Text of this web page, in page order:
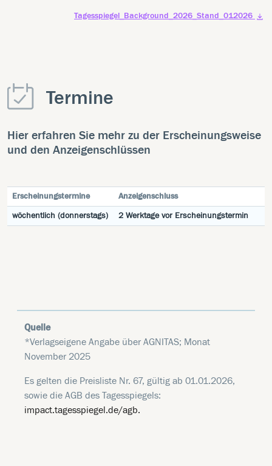
Tagesspiegel_Background_2026_Stand_012026
Termine
Hier erfahren Sie mehr zu der Erscheinungsweise
und den Anzeigenschlüssen
Erscheinungstermine
Anzeigenschluss
wöchentlich (donnerstags)
2 Werktage vor Erscheinungstermin
Quelle
*Verlagseigene Angabe über AGNITAS; Monat
November 2025
Es gelten die Preisliste Nr. 67, gültig ab 01.01.2026,
sowie die AGB des Tagesspiegels:
impact.tagesspiegel.de/agb.